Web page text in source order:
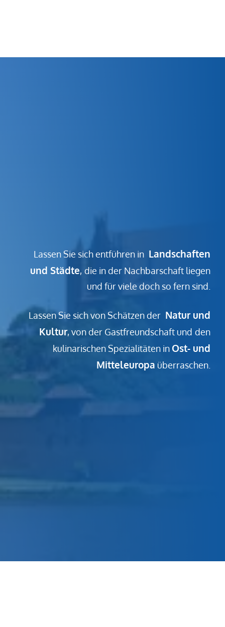
Lassen Sie sich entführen in Landschaften
und Städte, die in der Nachbarschaft liegen
und für viele doch so fern sind.
Lassen Sie sich von Schätzen der Natur und
Kultur, von der Gastfreundschaft und den
kulinarischen Spezialitäten in Ost- und
Mitteleuropa überraschen.